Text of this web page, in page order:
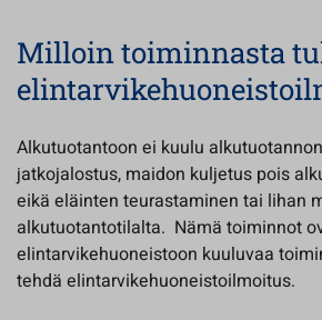
Milloin toiminnasta
Alkutuotantoon ei kuulu
jatkojalostus, maidon kuljetus pois
eikä eläinten teurastaminen tai lihan
alkutuotantotilalta. Nämä toiminnot
elintarvikehuoneistoon kuuluvaa
tehdä elintarvikehuoneistoilmoitus.